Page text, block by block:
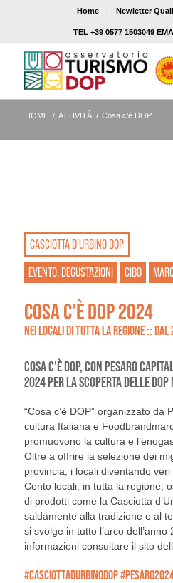
Home Newletter
TEL +39 0577 1503049
HOME / ATTIVITÀ / Cosa c’è DOP
CASCIOTTA D’URBINO DOP
EVENTO, DEGUSTAZIONI
CIBO
COSA C’È DOP 2024
NEI LOCALI DI TUTTA LA REGIONE ::
COSA C’È DOP, CON PESARO
2024 PER LA SCOPERTA DELLE
“Cosa c’è DOP” organizzato da
cultura Italiana e
promuovono la cultura e
Oltre a offrire la selezione dei
provincia, i locali diventando
Cento locali, in tutta la regione,
di prodotti come la Casciotta
saldamente alla tradizione e al
si svolge in tutto l’arco
informazioni consultare il sito
#CASCIOTTADURBINODOP